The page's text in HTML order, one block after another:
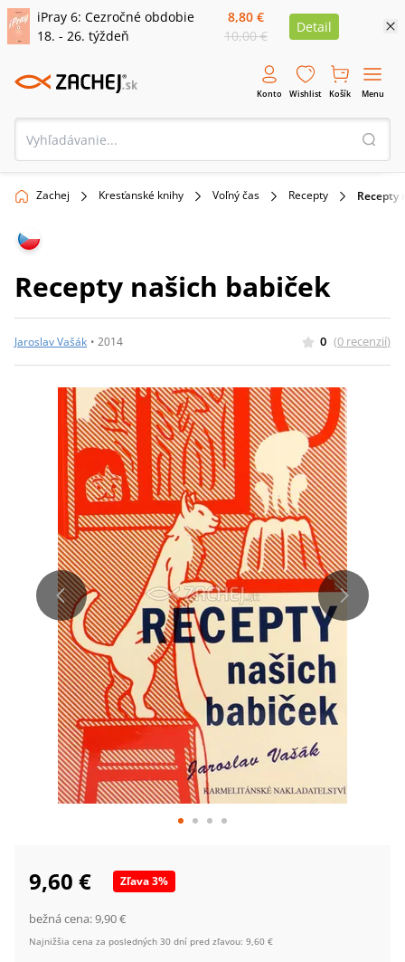
iPray 6: Cezročné obdobie
18. - 26. týždeň
8,80 €
10,00 €
Detail
Konto Wishlist Košík Menu
Zachej Kresťanské knihy Voľný čas Recepty Recepty
Recepty našich babiček
Jaroslav Vašák • 2014 0 (0 recenzií)
9,60 € Zľava3%
bežná cena:9,90 €
Najnižšia cena za posledných 30 dní pred zľavou: 9,60 €